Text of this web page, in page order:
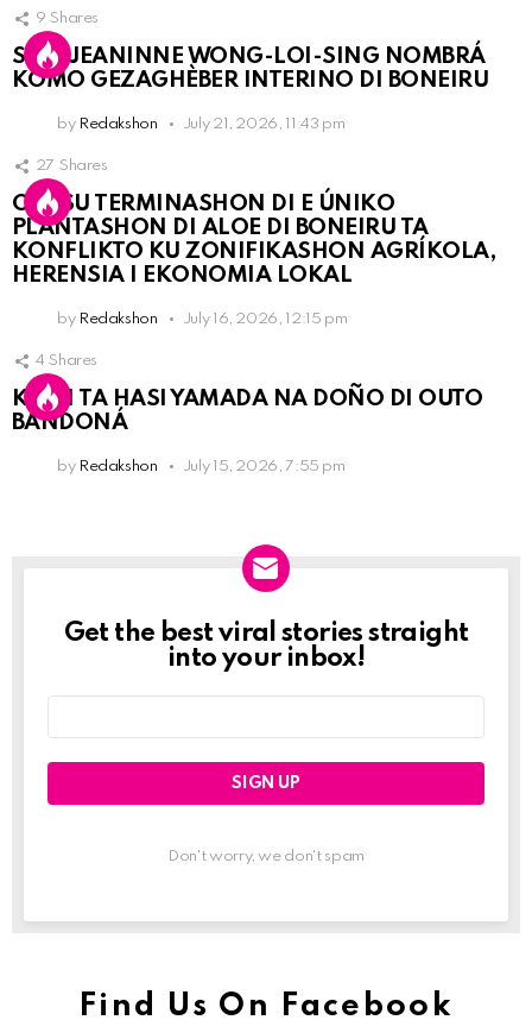
9 Shares
SRA. JEANINNE WONG-LOI-SING NOMBRÁ
KOMO GEZAGHÈBER INTERINO DI BONEIRU
by Redakshon July 21, 2026, 11:43 pm
27 Shares
OLB SU TERMINASHON DI E ÚNIKO
PLANTASHON DI ALOE DI BONEIRU TA
KONFLIKTO KU ZONIFIKASHON AGRÍKOLA,
HERENSIA I EKONOMIA LOKAL
by Redakshon July 16, 2026, 12:15 pm
4 Shares
KPCN TA HASI YAMADA NA DOÑO DI OUTO
BANDONÁ
by Redakshon July 15, 2026, 7:55 pm
Newslett
Get the best viral stories straight
into your inbox!
Don't worry, we don't spam
Find Us On Facebook